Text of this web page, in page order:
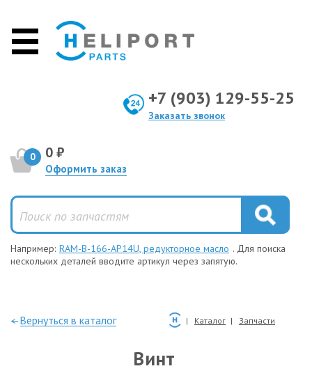
+7 (903) 129-55-25
Заказать звонок
0 0 ₽
Оформить заказ
Например: RAM-B-166-AP14U, редукторное масло . Для поиска
нескольких деталей вводите артикул через запятую.
—Вернуться в каталог Каталог Запчасти
Винт